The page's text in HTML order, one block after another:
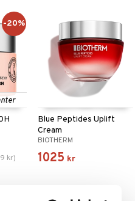
kr)
-20%
Blue Peptides Uplift
Cream
BIOTHERM
1025 kr